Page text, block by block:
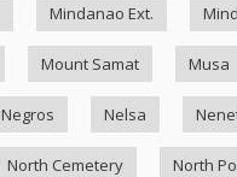
Mindanao Ext.
Mount Samat Musa
Negros Nelsa
North Cemetery North